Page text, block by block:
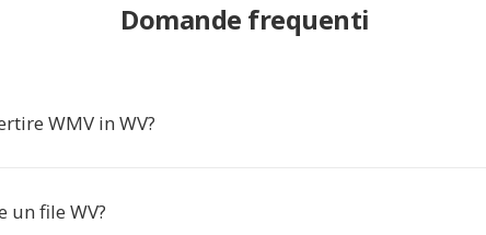
Domande frequenti
WMV in WV?
un file WV?